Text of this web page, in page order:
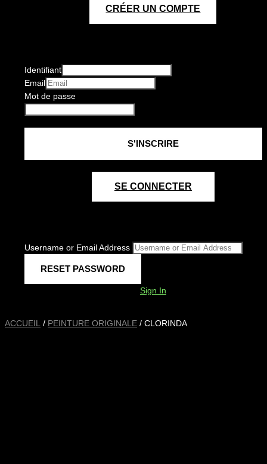
CRÉER UN COMPTE
Identifiant
Email
Mot de passe
SE CONNECTER
Username or Email Address
Sign In
ACCUEIL / PEINTURE ORIGINALE / CLORINDA